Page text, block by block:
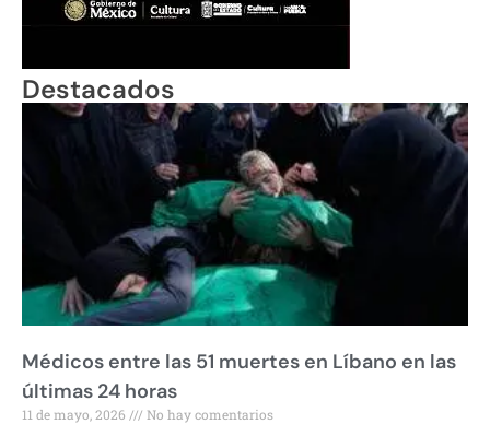
Destacados
Médicos entre las 51 muertes en Líbano en las
últimas 24 horas
11 de mayo, 2026 No hay comentarios